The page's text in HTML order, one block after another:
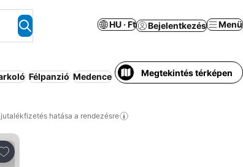
HU · Ft Bejelentkezés Menü
Félpanzió Medence Légkondicionáló Háziállat
Megtekintés térképen
jutalékfizetés hatása a rendezésre
a kedvencekhez